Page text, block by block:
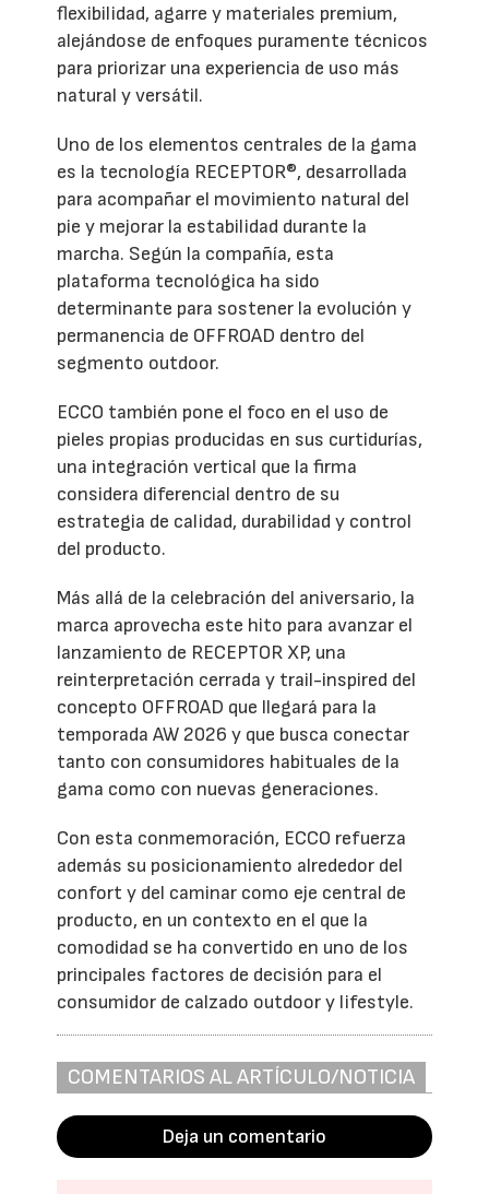
flexibilidad, agarre y materiales premium,
alejándose de enfoques puramente técnicos
para priorizar una experiencia de uso más
natural y versátil.
Uno de los elementos centrales de la gama
es la tecnología RECEPTOR®, desarrollada
para acompañar el movimiento natural del
pie y mejorar la estabilidad durante la
marcha. Según la compañía, esta
plataforma tecnológica ha sido
determinante para sostener la evolución y
permanencia de OFFROAD dentro del
segmento outdoor.
ECCO también pone el foco en el uso de
pieles propias producidas en sus curtidurías,
una integración vertical que la firma
considera diferencial dentro de su
estrategia de calidad, durabilidad y control
del producto.
Más allá de la celebración del aniversario, la
marca aprovecha este hito para avanzar el
lanzamiento de RECEPTOR XP, una
reinterpretación cerrada y trail-inspired del
concepto OFFROAD que llegará para la
temporada AW 2026 y que busca conectar
tanto con consumidores habituales de la
gama como con nuevas generaciones.
Con esta conmemoración, ECCO refuerza
además su posicionamiento alrededor del
confort y del caminar como eje central de
producto, en un contexto en el que la
comodidad se ha convertido en uno de los
principales factores de decisión para el
consumidor de calzado outdoor y lifestyle.
COMENTARIOS AL ARTÍCULO/NOTICIA
Deja un comentario